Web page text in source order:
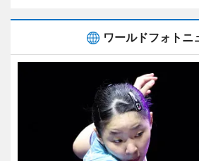
ワールドフォトニ